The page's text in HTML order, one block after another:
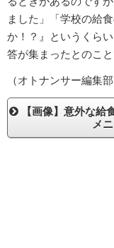
ました」「学校の給
か！？』というくら
答が集まったとのこと
（オトナンサー編集部
【画像】意外な
メ